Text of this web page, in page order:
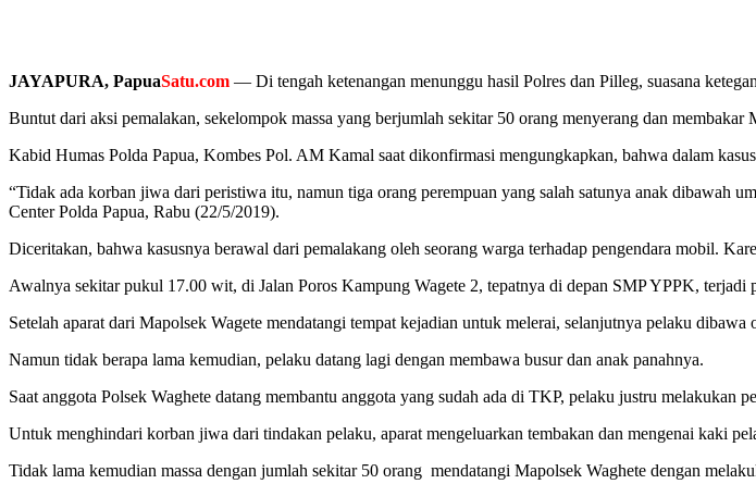
JAYAPURA, PapuaSatu.com — Di tengah ketenangan menunggu hasil Polres dan Pilleg, suasana
Buntut dari aksi pemalakan, sekelompok massa yang berjumlah sekitar 50 orang menyerang dan membakar
Kabid Humas Polda Papua, Kombes Pol. AM Kamal saat dikonfirmasi mengungkapkan, bahwa dalam
“Tidak ada korban jiwa dari peristiwa itu, namun tiga orang perempuan yang salah satunya anak dibawah
Center Polda Papua, Rabu (22/5/2019).
Diceritakan, bahwa kasusnya berawal dari pemalakang oleh seorang warga terhadap pengendara mobil.
Awalnya sekitar pukul 17.00 wit, di Jalan Poros Kampung Wagete 2, tepatnya di depan SMP YPPK,
Setelah aparat dari Mapolsek Wagete mendatangi tempat kejadian untuk melerai, selanjutnya pelaku dibawa
Namun tidak berapa lama kemudian, pelaku datang lagi dengan membawa busur dan anak panahnya.
Saat anggota Polsek Waghete datang membantu anggota yang sudah ada di TKP, pelaku justru melakukan
Untuk menghindari korban jiwa dari tindakan pelaku, aparat mengeluarkan tembakan dan mengenai kaki
Tidak lama kemudian massa dengan jumlah sekitar 50 orang mendatangi Mapolsek Waghete dengan